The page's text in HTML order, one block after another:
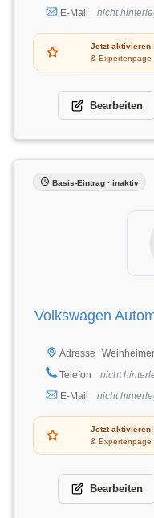
E-Mail
nicht
Jetzt aktivieren:
& Expertenpage
Bearbeiten
Basis-Eintrag · inaktiv
Volkswagen
Adresse
Telefon
nicht
E-Mail
nicht
Jetzt aktivieren:
& Expertenpage
Bearbeiten